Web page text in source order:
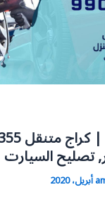
كراج
تصليح السيارت